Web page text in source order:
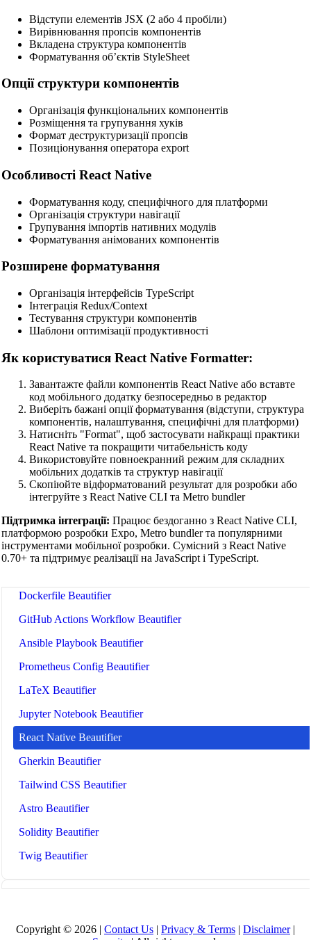
MySQL SQL Beautifier
PostgreSQL SQL Beautifier
MongoDB Query Beautifier
Apache Config Beautifier
Python Beautifier
Java Code Beautifier
Swift Code Beautifier
Dart Code Beautifier
INI Beautifier
CSV Beautifier
Redis Command Beautifier
Shell Script Beautifier
Batch Script Beautifier
C/C++ Code Beautifier
CUDA Code Beautifier
Scala Code Beautifier
Haskell Code Beautifier
Elixir Code Beautifier
R Code Beautifier
Julia Code Beautifier
MATLAB Code Beautifier
Dockerfile Beautifier
GitHub Actions Workflow Beautifier
Ansible Playbook Beautifier
Prometheus Config Beautifier
LaTeX Beautifier
Jupyter Notebook Beautifier
React Native Beautifier
Gherkin Beautifier
Tailwind CSS Beautifier
Astro Beautifier
Solidity Beautifier
Twig Beautifier
🤖Інструменти та керівництва для ШІ
Відступи елементів JSX (2 або 4 пробіли)
Вирівнювання пропсів компонентів
Вкладена структура компонентів
Форматування об’єктів StyleSheet
Опції структури компонентів
Організація функціональних компонентів
Розміщення та групування хуків
Формат деструктуризації пропсів
Позиціонування оператора export
Особливості React Native
Форматування коду, специфічного для платформи
Організація структури навігації
Групування імпортів нативних модулів
Форматування анімованих компонентів
Розширене форматування
Організація інтерфейсів TypeScript
Інтеграція Redux/Context
Тестування структури компонентів
Шаблони оптимізації продуктивності
Як користуватися React Native Formatter:
Завантажте файли компонентів React Native або вставте
код мобільного додатку безпосередньо в редактор
Виберіть бажані опції форматування (відступи, структура
компонентів, налаштування, специфічні для платформи)
Натисніть "Format", щоб застосувати найкращі практики
React Native та покращити читабельність коду
Використовуйте повноекранний режим для складних
мобільних додатків та структур навігації
Скопіюйте відформатований результат для розробки або
інтегруйте з React Native CLI та Metro bundler
Підтримка інтеграції: Працює бездоганно з React Native CLI,
платформою розробки Expo, Metro bundler та популярними
інструментами мобільної розробки. Сумісний з React Native
0.70+ та підтримує реалізації на JavaScript і TypeScript.
Copyright © 2026 | Contact Us | Privacy & Terms | Disclaimer|